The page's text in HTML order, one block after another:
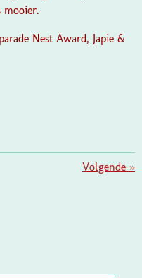
mooier.
Nest Award, Japie &
Volgende »